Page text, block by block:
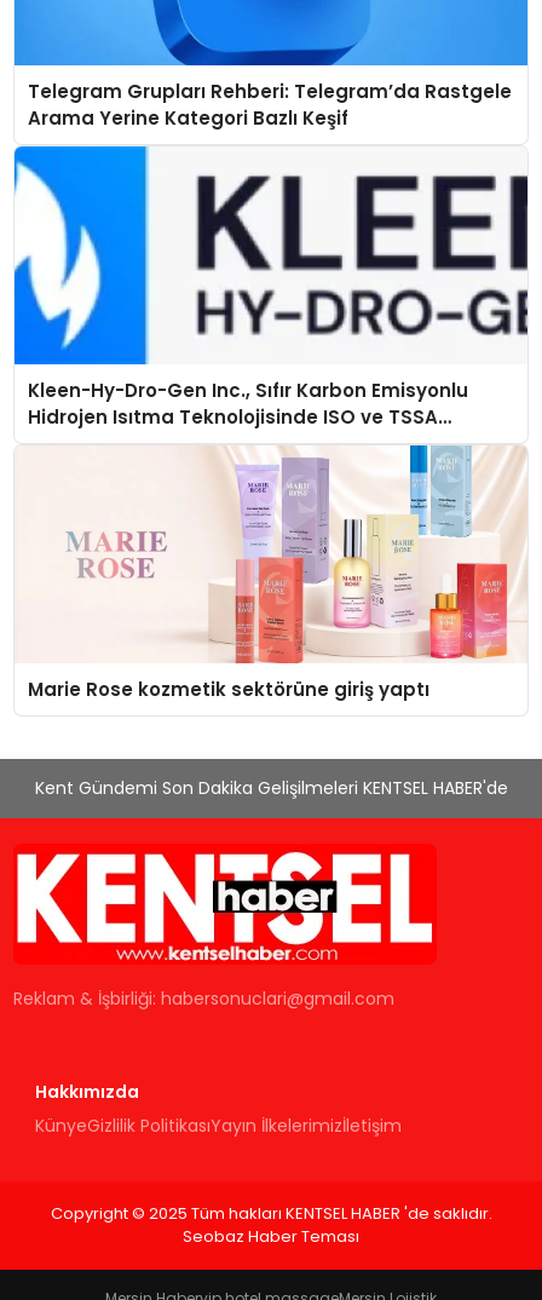
Telegram Grupları Rehberi: Telegram’da Rastgele
Arama Yerine Kategori Bazlı Keşif
Kleen-Hy-Dro-Gen Inc., Sıfır Karbon Emisyonlu
Hidrojen Isıtma Teknolojisinde ISO ve TSSA
Düzenleyici Onaylarını Aldı
Marie Rose kozmetik sektörüne giriş yaptı
Kent Gündemi Son Dakika Gelişilmeleri KENTSEL HABER'de
Reklam & İşbirliği:habersonuclari@gmail.com
Hakkımızda
KünyeGizlilik PolitikasıYayın İlkelerimizİletişim
Copyright © 2025 Tüm hakları KENTSEL HABER 'de saklıdır.
Seobaz Haber Teması